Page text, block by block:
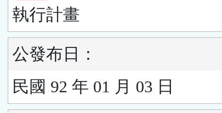
執行計畫
公發布日：
民國 92 年 01 月 03 日